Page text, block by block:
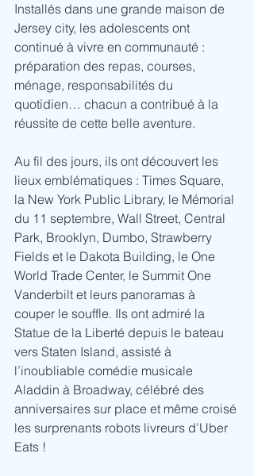
Installés dans une grande maison de
Jersey city, les adolescents ont
continué à vivre en communauté :
préparation des repas, courses,
ménage, responsabilités du
quotidien… chacun a contribué à la
réussite de cette belle aventure.
Au fil des jours, ils ont découvert les
lieux emblématiques : Times Square,
la New York Public Library, le Mémorial
du 11 septembre, Wall Street, Central
Park, Brooklyn, Dumbo, Strawberry
Fields et le Dakota Building, le One
World Trade Center, le Summit One
Vanderbilt et leurs panoramas à
couper le souffle. Ils ont admiré la
Statue de la Liberté depuis le bateau
vers Staten Island, assisté à
l’inoubliable comédie musicale
Aladdin à Broadway, célébré des
anniversaires sur place et même croisé
les surprenants robots livreurs d’Uber
Eats !